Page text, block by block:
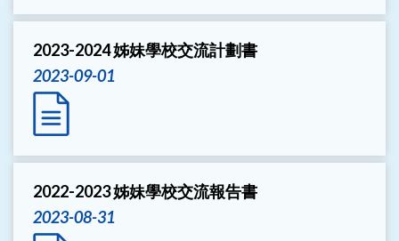
2023-2024 姊妹學校交流計劃書
2023-09-01
2022-2023 姊妹學校交流報告書
2023-08-31